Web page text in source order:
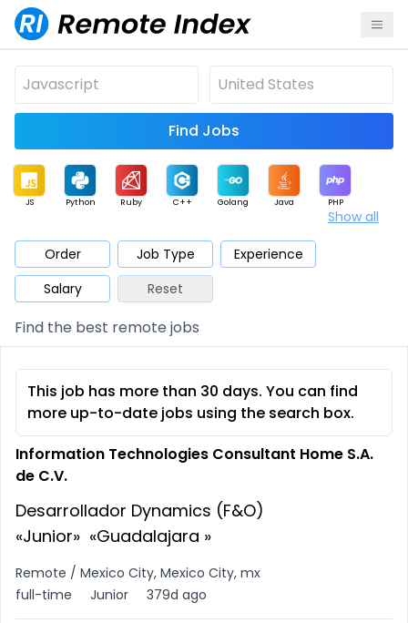
Find Jobs
JS Python Ruby C++ Golang Java PHP
Mobile Cloud
Database QA Security
Architect Product Marketing Support
Show all
Order Job Type
Experience
Salary
Reset
Find the best remote jobs
This job has more than 30 days. You can find
more up-to-date jobs using the search box.
Information Technologies Consultant Home S.A.
de C.V.
Desarrollador Dynamics (F&O)
«Junior» «Guadalajara »
Remote / Mexico City, Mexico City, mx
full-time
Junior 379d ago